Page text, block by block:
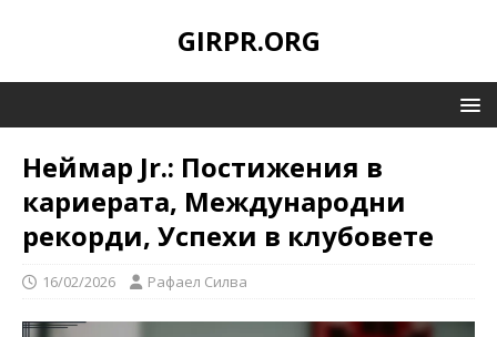
GIRPR.ORG
Неймар Jr.: Постижения в
кариерата, Международни
рекорди, Успехи в клубовете
16/02/2026 Рафаел Силва